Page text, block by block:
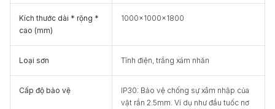
Kích thước dài * rộng *
cao (mm)
1000x1000x1800
Loại sơn Tĩnh điện, trắng xám nhăn
Cấp độ bảo vệ
IP30: Bảo vệ chống sự xâm nhập của
vật rắn 2.5mm. Ví dụ như đầu tuốc nơ